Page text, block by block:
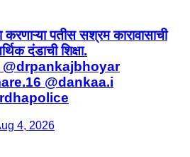
करणाऱ्या पतीस सश्रम कारावासाची
दंडाची शिक्षा.
@dankaa.i
4, 2026